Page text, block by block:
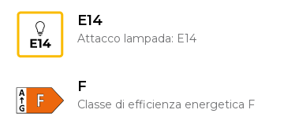
E14
Attacco lampada: E14
F
Classe di efficienza energetica F